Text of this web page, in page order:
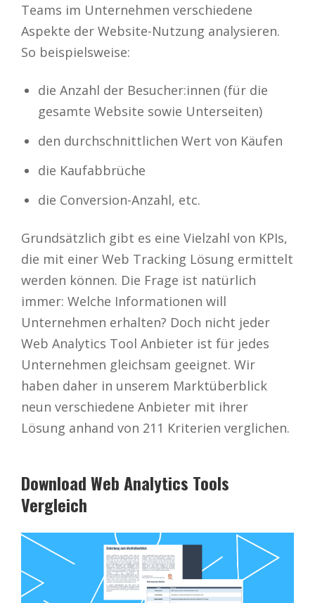
Teams im Unternehmen verschiedene
Aspekte der Website-Nutzung analysieren.
So beispielsweise:
die Anzahl der Besucher:innen (für die
gesamte Website sowie Unterseiten)
den durchschnittlichen Wert von Käufen
die Kaufabbrüche
die Conversion-Anzahl, etc.
Grundsätzlich gibt es eine Vielzahl von KPIs,
die mit einer Web Tracking Lösung ermittelt
werden können. Die Frage ist natürlich
immer: Welche Informationen will
Unternehmen erhalten? Doch nicht jeder
Web Analytics Tool Anbieter ist für jedes
Unternehmen gleichsam geeignet. Wir
haben daher in unserem Marktüberblick
neun verschiedene Anbieter mit ihrer
Lösung anhand von 211 Kriterien verglichen.
Download Web Analytics Tools
Vergleich